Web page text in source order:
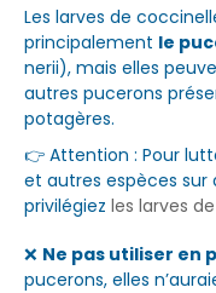
Les larves de
principalement le
nerii), mais elles
autres pucerons
potagères.
👉 Attention : Pour
et autres espèces sur
privilégiez les larves
❌ Ne pas utiliser en
pucerons, elles